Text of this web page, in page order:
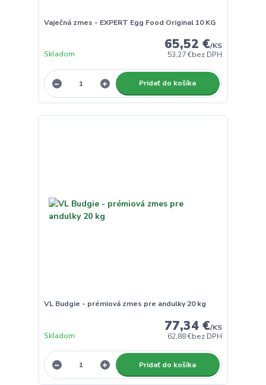
Vaječná zmes - EXPERT Egg Food Original 10 KG
65,52 €/KS
53,27 €bez DPH
Skladom
Pridať do košíka
VL Budgie - prémiová zmes pre andulky 20 kg
77,34 €/KS
62,88 €bez DPH
Skladom
Pridať do košíka